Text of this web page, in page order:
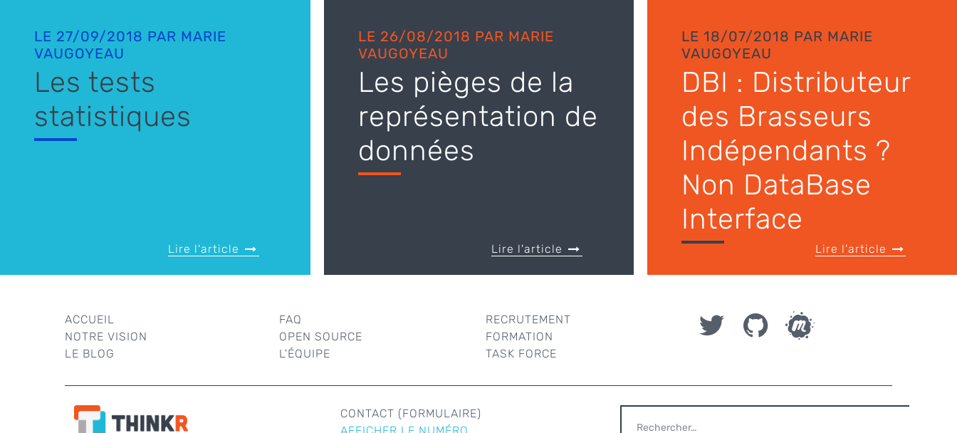
LE 27/09/2018 PAR MARIE
VAUGOYEAU
Les tests
statistiques
Lire l'article
LE 26/08/2018 PAR MARIE
VAUGOYEAU
Les pièges de la
représentation de
données
Lire l'article
LE 18/07/2018 PAR MARIE
VAUGOYEAU
DBI : Distributeur
des Brasseurs
Indépendants ?
Non DataBase
Interface
Lire l'article
ACCUEIL
NOTRE VISION
LE BLOG
FAQ
OPEN SOURCE
L'ÉQUIPE
RECRUTEMENT
FORMATION
TASK FORCE
CONTACT (FORMULAIRE)
RECHERCHER :